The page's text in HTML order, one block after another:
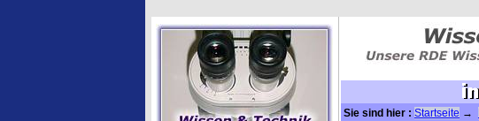
Sie sind hier : Startseite →